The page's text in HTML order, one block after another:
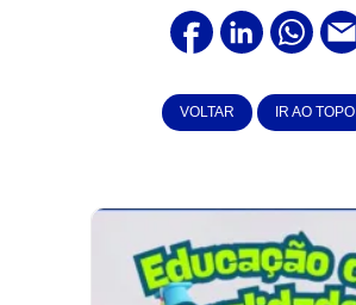
VOLTAR IR AO TOPO